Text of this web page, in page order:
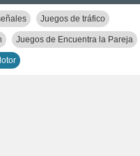
Juegos de tráfico
Juegos de Encuentra la Pareja